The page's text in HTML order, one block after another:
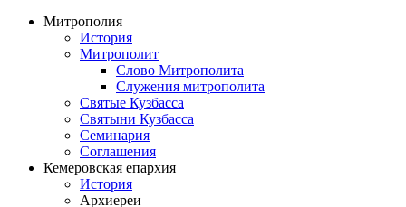
Митрополия
История
Митрополит
Слово Митрополита
Служения митрополита
Святые Кузбасса
Святыни Кузбасса
Семинария
Соглашения
Кемеровская епархия
История
Архиереи